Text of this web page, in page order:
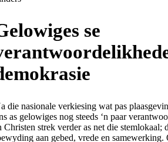
se
die nasionale verkiesing wat pas
as gelowiges nog steeds ‘n paar
Christen strek verder as net die stemlokaal;
aan gebed, vrede en samewerking.